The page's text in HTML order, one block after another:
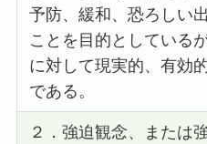
予防、緩和、恐ろしい
ことを目的としている
に対して現実的、有効
である。
２．強迫観念、または